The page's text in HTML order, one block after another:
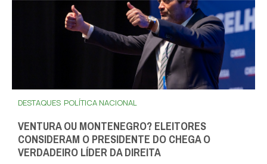
DESTAQUES POLÍTICA NACIONAL
VENTURA OU MONTENEGRO? ELEITORES
CONSIDERAM O PRESIDENTE DO CHEGA O
VERDADEIRO LÍDER DA DIREITA